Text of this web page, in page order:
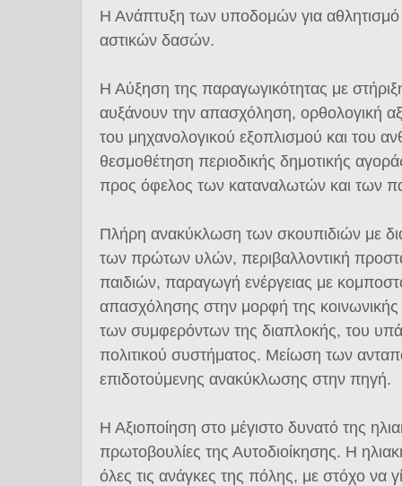
Η Ανάπτυξη των υποδομών για αθλητισμό
αστικών δασών.
Η Αύξηση της παραγωγικότητας με
αυξάνουν την απασχόληση, ορθολογική
του μηχανολογικού εξοπλισμού και του
θεσμοθέτηση περιοδικής δημοτικής
προς όφελος των καταναλωτών και των
Πλήρη ανακύκλωση των σκουπιδιών με
των πρώτων υλών, περιβαλλοντική
παιδιών, παραγωγή ενέργειας με
απασχόλησης στην μορφή της κοινωνικής
των συμφερόντων της διαπλοκής, του
πολιτικού συστήματος. Μείωση των
επιδοτούμενης ανακύκλωσης στην πηγή.
Η Αξιοποίηση στο μέγιστο δυνατό της
πρωτοβουλίες της Αυτοδιοίκησης. Η
όλες τις ανάγκες της πόλης, με στόχο να